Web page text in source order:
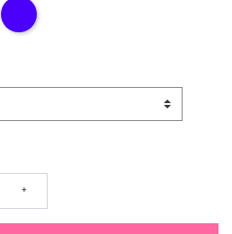
outremer
+